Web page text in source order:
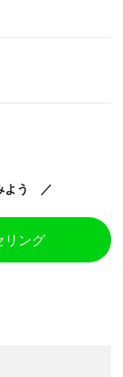
よう ／
リング